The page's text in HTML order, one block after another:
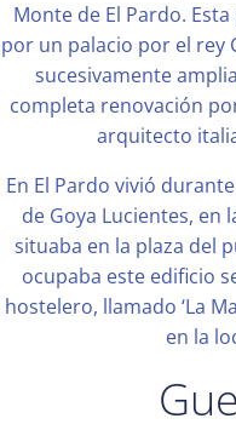
Monte de El Pardo.
por un palacio por el rey
sucesivamente
completa renovación
arquitecto
En El Pardo vivió
de Goya Lucientes, en
situaba en la plaza del
ocupaba este edificio
hostelero, llamado ‘La
en la